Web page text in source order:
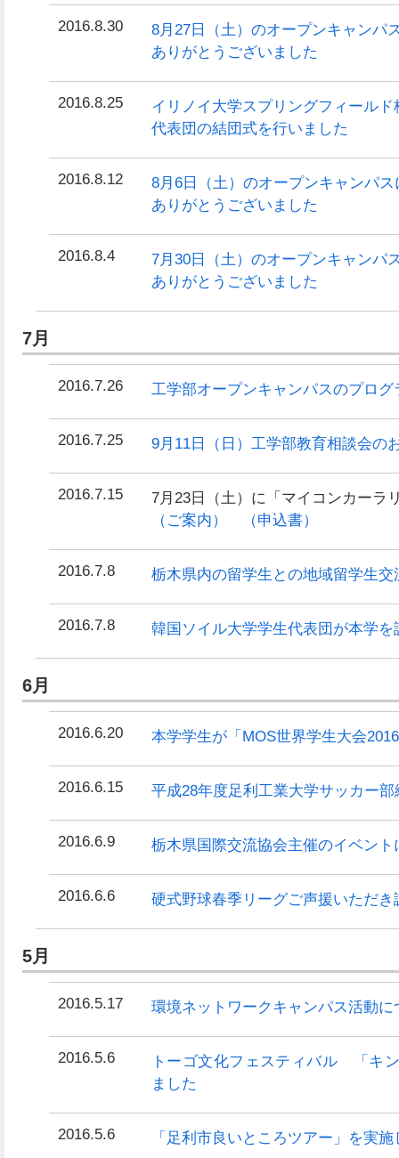
2016.8.30
8月27日（土）のオープンキャンパ
ありがとうございました
2016.8.25
イリノイ大学スプリングフィール
代表団の結団式を行いました
2016.8.12
8月6日（土）のオープンキャンパ
ありがとうございました
2016.8.4
7月30日（土）のオープンキャンパ
ありがとうございました
7月
2016.7.26 工学部オープンキャンパスのプロ
2016.7.25 9月11日（日）工学部教育相談会の
2016.7.15
7月23日（土）に「マイコンカーラ
（ご案内）
（申込書）
2016.7.8 栃木県内の留学生との地域留学生
2016.7.8 韓国ソイル大学学生代表団が本学を
6月
2016.6.20 本学学生が「MOS世界学生大会
2016.6.15 平成28年度足利工業大学サッカー
2016.6.9 栃木県国際交流協会主催のイベント
2016.6.6 硬式野球春季リーグご声援いただ
5月
2016.5.17 環境ネットワークキャンパス活動に
2016.5.6
トーゴ文化フェスティバル 「キ
ました
2016.5.6 「足利市良いところツアー」を実